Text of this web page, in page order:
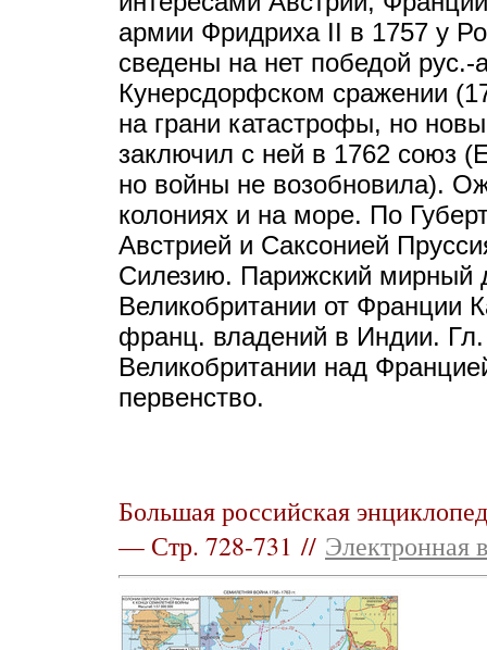
армии Фридриха II в 1757 у
сведены на нет победой рус.-
Кунерсдорфском сражении
на грани катастрофы, но
заключил с ней в 1762 союз
но войны не возобновила).
колониях и на море. По
Австрией и Саксонией
Силезию. Парижский мирный
Великобритании от Франции
франц. владений в Индии.
Великобритании над
первенство.
Большая российская
— Стр. 728-731 // Электронная